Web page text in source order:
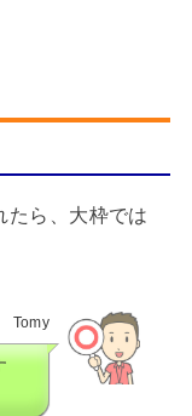
たら、大枠では
Tomy